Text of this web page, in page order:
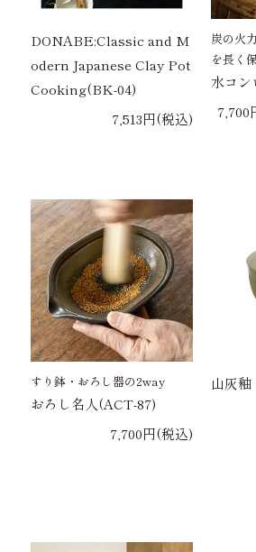
DONABE:Classic and M
odern Japanese Clay Pot
Cooking(BK-04)
7,513円(税込)
炭の火
を長く
水コン
7,700
すり鉢・おろし器の2way
おろし名人(ACT-87)
7,700円(税込)
山灰釉